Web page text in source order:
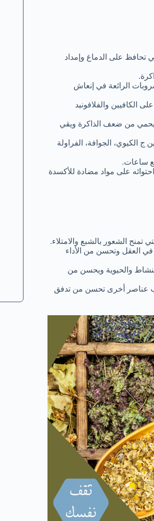
التي تحافظ على الدماغ وإمداد
الرائعة في إنعاش
الكافيين والفلافونيد
من ضعف الذاكرة ويقي
ج الكيوي، الجوافة، الفراولة
ساعات.
على مواد مضادة للأكسدة
تمنح الشعور بالشبع والامتلاء.
في العقل وتحسن من الأداء
والحيوية ويحسن من
عناصر أخرى تحسن من تدفق